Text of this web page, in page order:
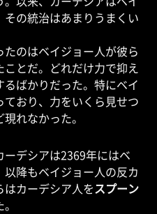
の統治はあまりうまくい
のはベイジョー人が彼ら
とだ。どれだけ力で抑え
ばかりだった。特にベイ
おり、力をいくら見せつ
れなかった。
デシアは2369年にはベ
降もベイジョー人の反カ
カーデシア人をスプーン